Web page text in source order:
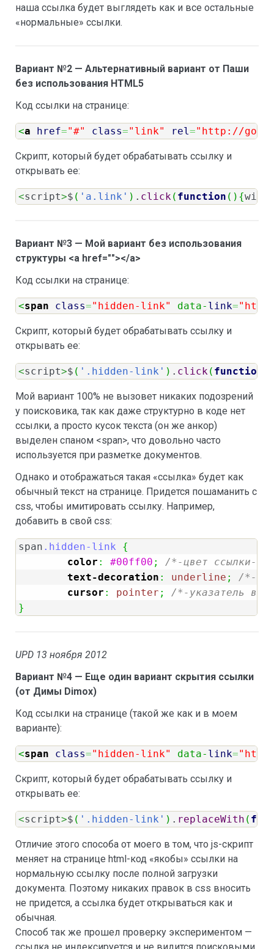
наша ссылка будет выглядеть как и все остальные
«нормальные» ссылки.
Вариант №2 — Альтернативный вариант от Паши
без использования HTML5
Код ссылки на странице:
<a href="#" class="link" rel="http://
Скрипт, который будет обрабатывать ссылку и
открывать ее:
<script>$ ( 'a.link' ) . click( function ( ) {
Вариант №3 — Мой вариант без использования
структуры <a href=""></a>
Код ссылки на странице:
<span class="hidden-link" data- link=
Скрипт, который будет обрабатывать ссылку и
открывать ее:
<script>$ ( '.hidden-link' ) . click( function
Мой вариант 100% не вызовет никаких подозрений
у поисковика, так как даже структурно в коде нет
ссылки, а просто кусок текста (он же анкор)
выделен спаном <span>, что довольно часто
используется при разметке документов.
Однако и отображаться такая «ссылка» будет как
обычный текст на странице. Придется пошаманить с
css, чтобы имитировать ссылку. Например,
добавить в свой css:
span .hidden-link
{
color : #00ff00 ;
/*-цвет ссылки-*/
text-decoration : underline ;
/*-
cursor : pointer ;
/*-указатель в
}
UPD 13 ноября 2012
Вариант №4 — Еще один вариант скрытия ссылки
(от Димы Dimox)
Код ссылки на странице (такой же как и в моем
варианте):
<span class="hidden-link" data- link=
Скрипт, который будет обрабатывать ссылку и
открывать ее:
<script>$ ( '.hidden-link' ) . replaceWith (
Отличие этого способа от моего в том, что js-скрипт
меняет на странице html-код «якобы» ссылки на
нормальную ссылку после полной загрузки
документа. Поэтому никаких правок в css вносить
не придется, а ссылка будет открываться как и
обычная.
Способ так же прошел проверку экспериментом —